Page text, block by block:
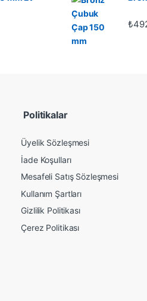
₺
Politikalar
Üyelik Sözleşmesi
İade Koşulları
Mesafeli Satış Sözleşmesi
Kullanım Şartları
Gizlilik Politikası
Çerez Politikası